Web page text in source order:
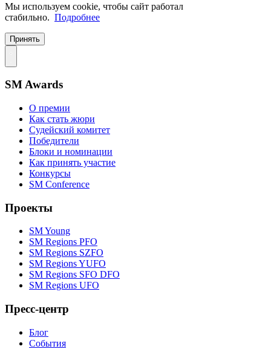
Мы используем cookie, чтобы сайт работал
стабильно. Подробнее
Принять
SM Awards
О премии
Как стать жюри
Судейский комитет
Победители
Блоки и номинации
Как принять участие
Конкурсы
SM Conference
Проекты
SM Young
SM Regions PFO
SM Regions SZFO
SM Regions YUFO
SM Regions SFO DFO
SM Regions UFO
Пресс-центр
Блог
События